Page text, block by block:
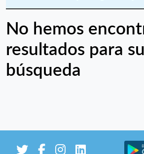
No hemos
resultados para su
búsqueda